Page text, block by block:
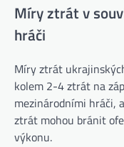
Míry ztrát v
hráči
Míry ztrát
kolem 2-4 ztrát na
mezinárodními hráči,
ztrát mohou bránit
výkonu.